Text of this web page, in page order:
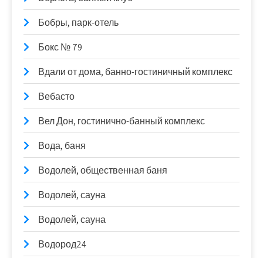
Бобры, парк-отель
Бокс № 79
Вдали от дома, банно-гостиничный комплекс
Вебасто
Вел Дон, гостинично-банный комплекс
Вода, баня
Водолей, общественная баня
Водолей, сауна
Водолей, сауна
Водород24